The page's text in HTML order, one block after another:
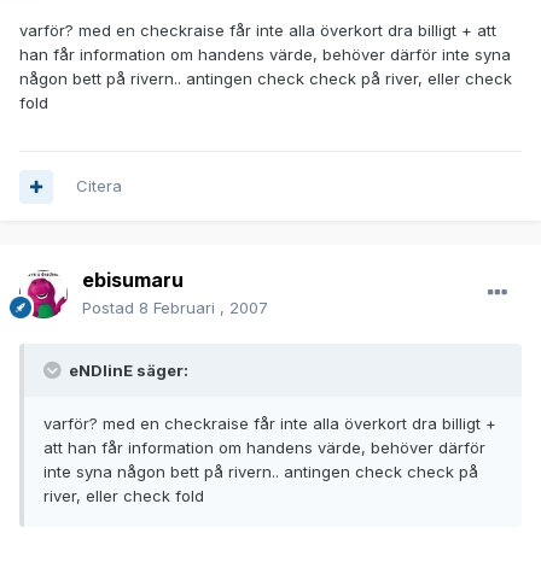
varför? med en checkraise får inte alla överkort dra billigt + att
han får information om handens värde, behöver därför inte syna
någon bett på rivern.. antingen check check på river, eller check
fold
Citera
ebisumaru
Postad 8 Februari , 2007
eNDlinE säger:
varför? med en checkraise får inte alla överkort dra billigt +
att han får information om handens värde, behöver därför
inte syna någon bett på rivern.. antingen check check på
river, eller check fold